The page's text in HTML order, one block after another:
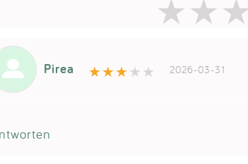
Pirea 2026-03-31